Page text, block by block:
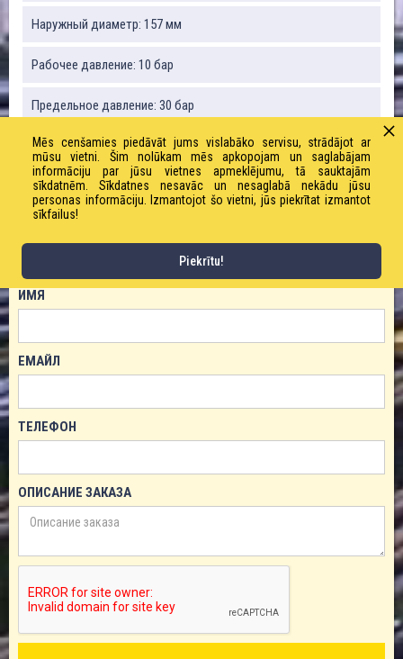
Наружный диаметр: 157 мм
Рабочее давление: 10 бар
Предельное давление: 30 бар
Радиус изгиба: 650 мм
Вакуум: 90%
ИМЯ
ЕМАЙЛ
ТЕЛЕФОН
ОПИСАНИЕ ЗАКАЗА
Mēs cenšamies piedāvāt jums vislabāko servisu, strādājot ar
mūsu vietni. Šim nolūkam mēs apkopojam un saglabājam
informāciju par jūsu vietnes apmeklējumu, tā sauktajām
sīkdatnēm. Sīkdatnes nesavāc un nesaglabā nekādu jūsu
personas informāciju. Izmantojot šo vietni, jūs piekrītat izmantot
sīkfailus!
Piekrītu!